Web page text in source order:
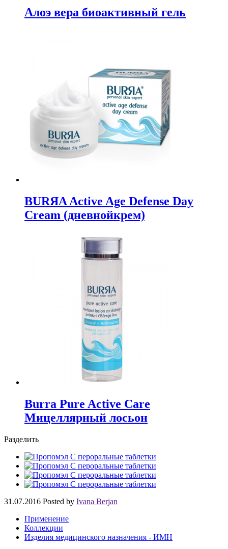
Алоэ вера биоактивный гель
BURЯA Active Age Defense Day
Cream (дневнойкрем)
Burra Pure Active Care
Мицеллярный лосьон
Разделить
31.07.2016 Posted by Ivana Berjan
Применение
Коллекции
Изделия медицинского назначения - ИМН